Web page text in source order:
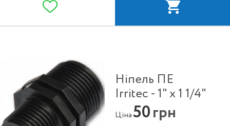
Ніпель ПЕ
Irritec - 1" x 1 1/4"
Ціна50грн